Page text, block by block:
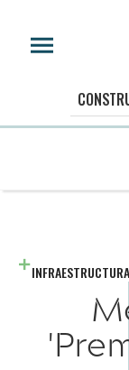
INFRAESTRUCTURA